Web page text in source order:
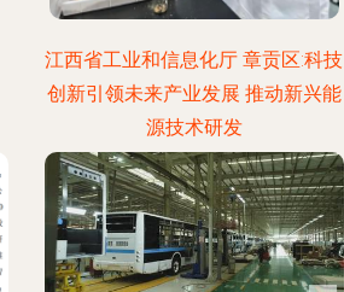
江西省工业和信息化厅 章贡区:科技
创新引领未来产业发展 推动新兴能
源技术研发